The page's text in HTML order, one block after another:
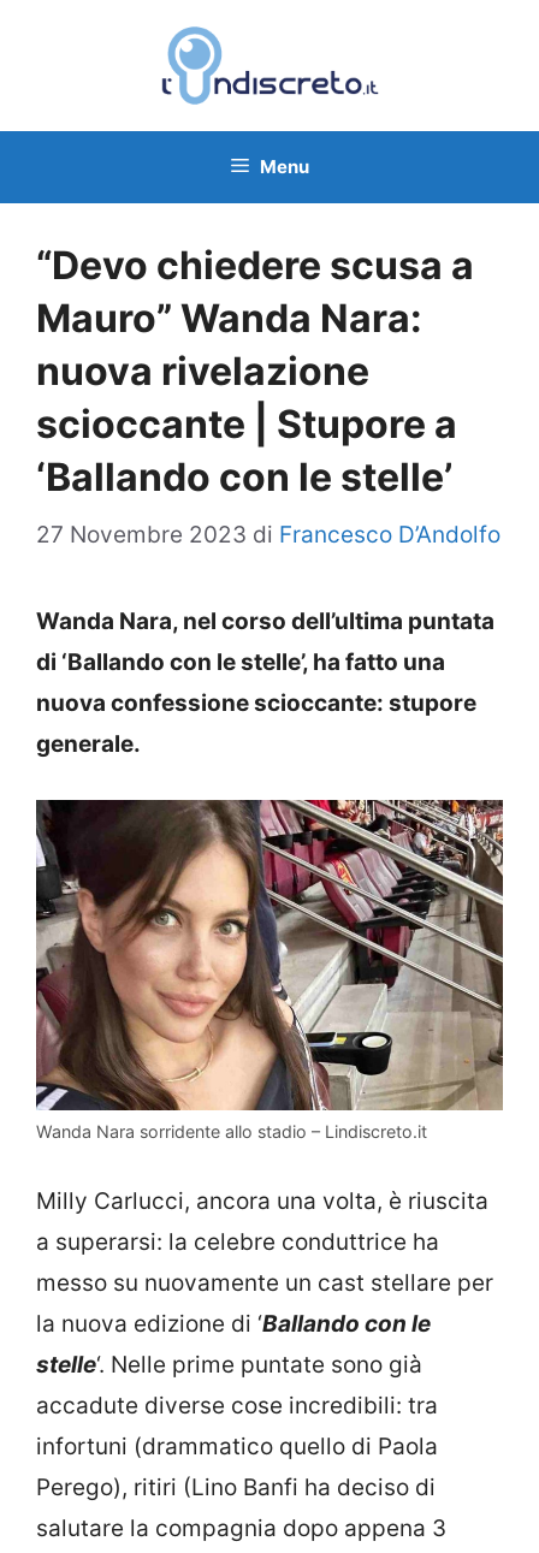
Menu
“Devo chiedere scusa a
Mauro” Wanda Nara:
nuova rivelazione
scioccante | Stupore a
‘Ballando con le stelle’
27 Novembre 2023 di Francesco D’Andolfo
Wanda Nara, nel corso dell’ultima puntata
di ‘Ballando con le stelle’, ha fatto una
nuova confessione scioccante: stupore
generale.
Wanda Nara sorridente allo stadio – Lindiscreto.it
Milly Carlucci, ancora una volta, è riuscita
a superarsi: la celebre conduttrice ha
messo su nuovamente un cast stellare per
la nuova edizione di ‘Ballando con le
stelle‘. Nelle prime puntate sono già
accadute diverse cose incredibili: tra
infortuni (drammatico quello di Paola
Perego), ritiri (Lino Banfi ha deciso di
salutare la compagnia dopo appena 3